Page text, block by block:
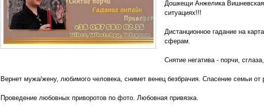
Дошкещи Анжелика
ситуациях!!!
Дистанционное гадание на
сферам.
Снятие негатива - порчи,
Вернет мужа/жену, любимого человека, снимет венец безбрачия. Спасение семьи от
Проведение любовных приворотов по фото. Любовная привязка.